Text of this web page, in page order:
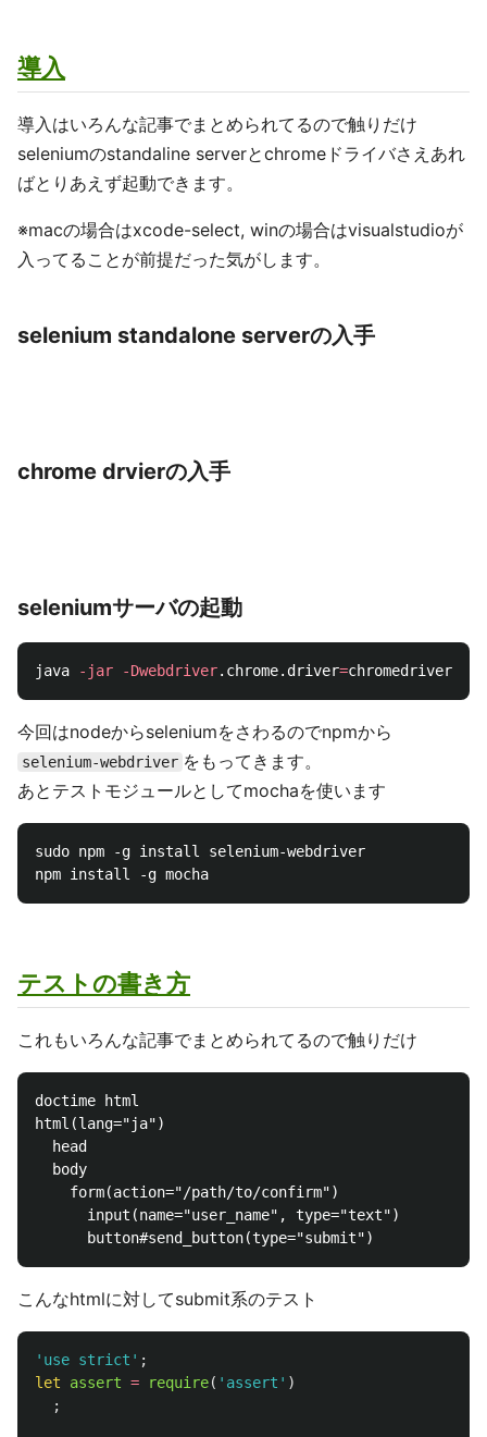
導入
導入はいろんな記事でまとめられてるので触りだけ
seleniumのstandaline serverとchromeドライバさえあれ
ばとりあえず起動できます。
※macの場合はxcode-select, winの場合はvisualstudioが
入ってることが前提だった気がします。
selenium standalone serverの入手
chrome drvierの入手
seleniumサーバの起動
java -jar -Dwebdriver.chrome.driver=
今回はnodeからseleniumをさわるのでnpmから
selenium-webdriver をもってきます。
あとテストモジュールとしてmochaを使います
sudo npm -g install selenium-webdriver
テストの書き方
これもいろんな記事でまとめられてるので触りだけ
doctime html
html(lang="ja")
  head
  body
    form(action="/path/to/confirm")
      input(name="user_name", type="text")
こんなhtmlに対してsubmit系のテスト
' use strict ' ;
let
assert = require( ' assert ' )
;